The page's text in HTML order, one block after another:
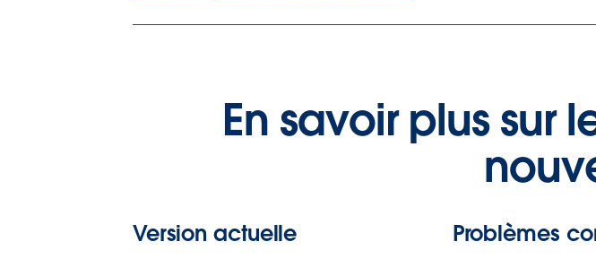
En savoir plus sur
Version actuelle Problèmes